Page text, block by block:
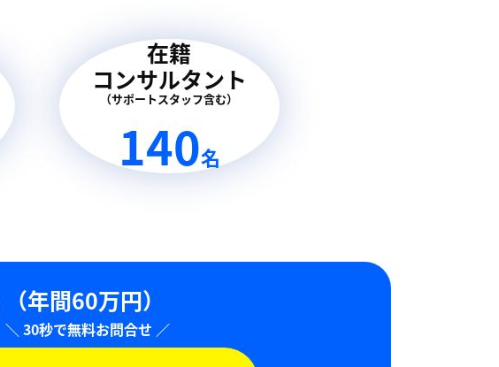
在籍
コンサルタント
（サポートスタッフ含む）
140名
（年間60万円）